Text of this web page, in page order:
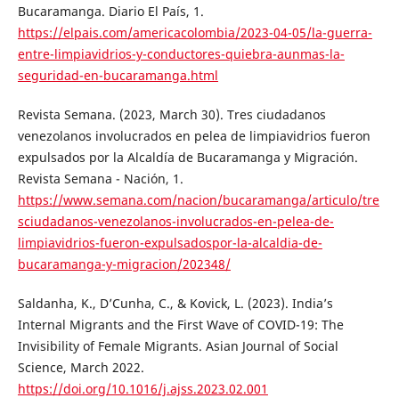
Bucaramanga. Diario El País, 1.
https://elpais.com/americacolombia/2023-04-05/la-guerra-
entre-limpiavidrios-y-conductores-quiebra-aunmas-la-
seguridad-en-bucaramanga.html
Revista Semana. (2023, March 30). Tres ciudadanos
venezolanos involucrados en pelea de limpiavidrios fueron
expulsados por la Alcaldía de Bucaramanga y Migración.
Revista Semana - Nación, 1.
https://www.semana.com/nacion/bucaramanga/articulo/tre
sciudadanos-venezolanos-involucrados-en-pelea-de-
limpiavidrios-fueron-expulsadospor-la-alcaldia-de-
bucaramanga-y-migracion/202348/
Saldanha, K., D’Cunha, C., & Kovick, L. (2023). India’s
Internal Migrants and the First Wave of COVID-19: The
Invisibility of Female Migrants. Asian Journal of Social
Science, March 2022.
https://doi.org/10.1016/j.ajss.2023.02.001